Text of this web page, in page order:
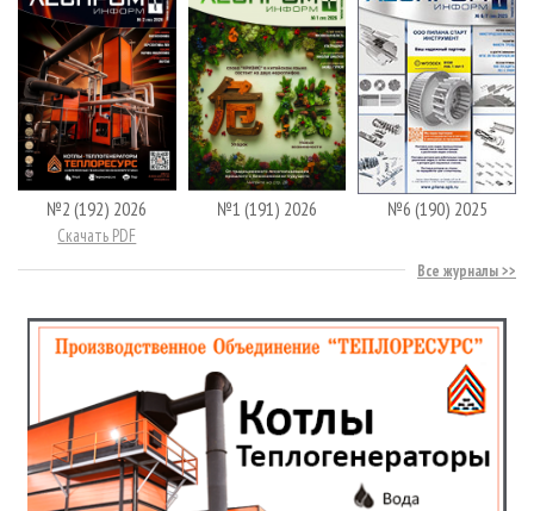
№2 (192) 2026
Скачать PDF
№1 (191) 2026 №6 (190) 2025
Все журналы